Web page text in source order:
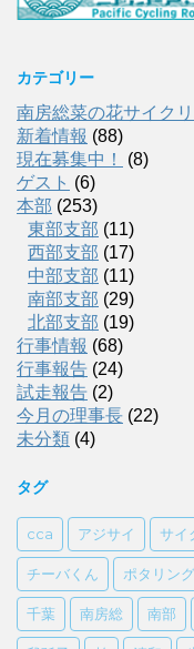
カテゴリー
南房総菜の花サイク
新着情報 (88)
現在募集中！
(8)
ゲスト (6)
本部 (253)
東部支部 (11)
西部支部 (17)
中部支部 (11)
南部支部 (29)
北部支部 (19)
行事情報 (68)
行事報告 (24)
試走報告 (2)
今月の理事長 (22)
未分類 (4)
タグ
cca アジサイ サイ
チーバくん ポタリング
千葉 南房総 南部